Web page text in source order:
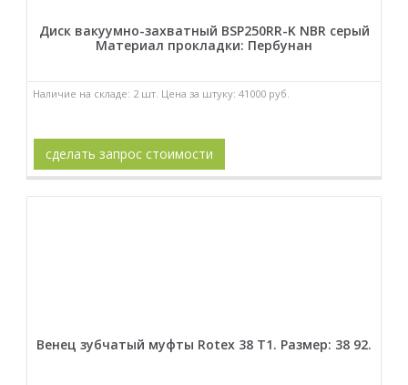
Диск вакуумно-захватный BSP250RR-K NBR серый
Материал прокладки: Пербунан
Наличие на складе: 2 шт. Цена за штуку: 41000 руб.
сделать запрос стоимости
Венец зубчатый муфты Rotex 38 T1. Размер: 38 92.